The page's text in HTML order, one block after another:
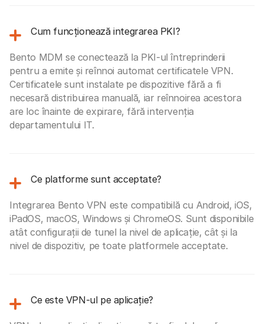
Cum funcționează integrarea PKI?
Bento MDM se conectează la PKI-ul întreprinderii
pentru a emite și reînnoi automat certificatele VPN.
Certificatele sunt instalate pe dispozitive fără a fi
necesară distribuirea manuală, iar reînnoirea acestora
are loc înainte de expirare, fără intervenția
departamentului IT.
Ce platforme sunt acceptate?
Integrarea Bento VPN este compatibilă cu Android, iOS,
iPadOS, macOS, Windows și ChromeOS. Sunt disponibile
atât configurații de tunel la nivel de aplicație, cât și la
nivel de dispozitiv, pe toate platformele acceptate.
Ce este VPN-ul pe aplicație?